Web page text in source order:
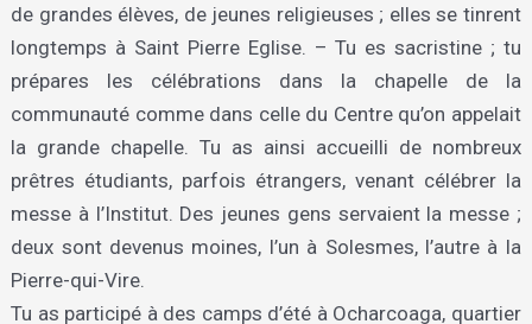
de grandes élèves, de jeunes religieuses ; elles se tinrent
longtemps à Saint Pierre Eglise. – Tu es sacristine ; tu
prépares les célébrations dans la chapelle de la
communauté comme dans celle du Centre qu’on appelait
la grande chapelle. Tu as ainsi accueilli de nombreux
prêtres étudiants, parfois étrangers, venant célébrer la
messe à l’Institut. Des jeunes gens servaient la messe ;
deux sont devenus moines, l’un à Solesmes, l’autre à la
Pierre-qui-Vire.
Tu as participé à des camps d’été à Ocharcoaga, quartier